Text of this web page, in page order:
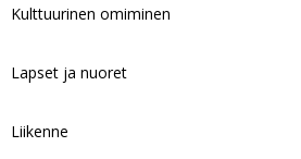
Kulttuurinen omiminen
Lapset ja nuoret
Liikenne